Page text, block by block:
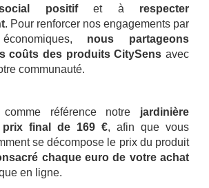
positifet à respecter
. Pour renforcer nos engagements par
nous partageons
coûts des produits CitySens avec
communauté.
référence notre jardinière
prix final de 169 €, afin que vous
se décompose le prix du produit
chaque euro de votre achat
en ligne.